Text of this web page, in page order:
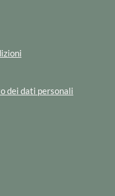
dei dati personali